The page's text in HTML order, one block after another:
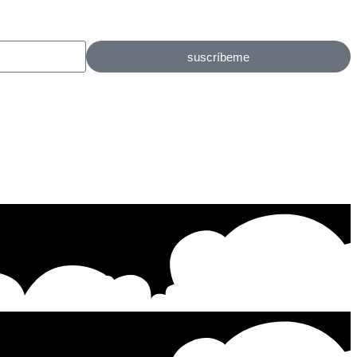
suscríbeme